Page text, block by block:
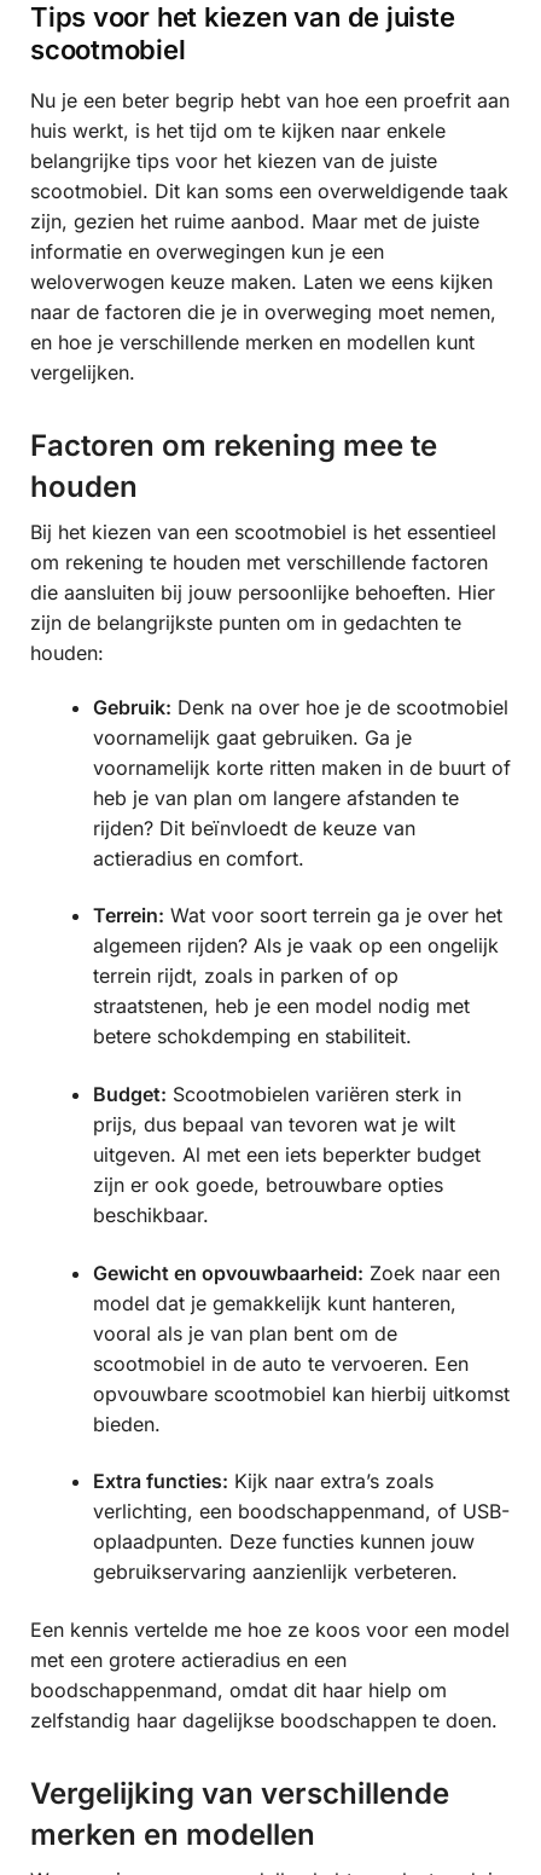
Tips voor het kiezen van de juiste
scootmobiel
Nu je een beter begrip hebt van hoe een proefrit aan
huis werkt, is het tijd om te kijken naar enkele
belangrijke tips voor het kiezen van de juiste
scootmobiel. Dit kan soms een overweldigende taak
zijn, gezien het ruime aanbod. Maar met de juiste
informatie en overwegingen kun je een
weloverwogen keuze maken. Laten we eens kijken
naar de factoren die je in overweging moet nemen,
en hoe je verschillende merken en modellen kunt
vergelijken.
Factoren om rekening mee te
houden
Bij het kiezen van een scootmobiel is het essentieel
om rekening te houden met verschillende factoren
die aansluiten bij jouw persoonlijke behoeften. Hier
zijn de belangrijkste punten om in gedachten te
houden:
Gebruik: Denk na over hoe je de scootmobiel
voornamelijk gaat gebruiken. Ga je
voornamelijk korte ritten maken in de buurt of
heb je van plan om langere afstanden te
rijden? Dit beïnvloedt de keuze van
actieradius en comfort.
Terrein: Wat voor soort terrein ga je over het
algemeen rijden? Als je vaak op een ongelijk
terrein rijdt, zoals in parken of op
straatstenen, heb je een model nodig met
betere schokdemping en stabiliteit.
Budget: Scootmobielen variëren sterk in
prijs, dus bepaal van tevoren wat je wilt
uitgeven. Al met een iets beperkter budget
zijn er ook goede, betrouwbare opties
beschikbaar.
Gewicht en opvouwbaarheid: Zoek naar een
model dat je gemakkelijk kunt hanteren,
vooral als je van plan bent om de
scootmobiel in de auto te vervoeren. Een
opvouwbare scootmobiel kan hierbij uitkomst
bieden.
Extra functies: Kijk naar extra’s zoals
verlichting, een boodschappenmand, of USB-
oplaadpunten. Deze functies kunnen jouw
gebruikservaring aanzienlijk verbeteren.
Een kennis vertelde me hoe ze koos voor een model
met een grotere actieradius en een
boodschappenmand, omdat dit haar hielp om
zelfstandig haar dagelijkse boodschappen te doen.
Vergelijking van verschillende
merken en modellen